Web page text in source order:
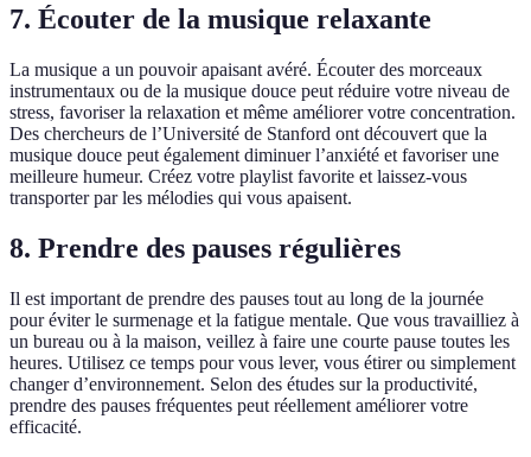
7. Écouter de la musique relaxante
La musique a un pouvoir apaisant avéré. Écouter des morceaux
instrumentaux ou de la musique douce peut réduire votre niveau de
stress, favoriser la relaxation et même améliorer votre concentration.
Des chercheurs de l’Université de Stanford ont découvert que la
musique douce peut également diminuer l’anxiété et favoriser une
meilleure humeur. Créez votre playlist favorite et laissez-vous
transporter par les mélodies qui vous apaisent.
8. Prendre des pauses régulières
Il est important de prendre des pauses tout au long de la journée
pour éviter le surmenage et la fatigue mentale. Que vous travailliez à
un bureau ou à la maison, veillez à faire une courte pause toutes les
heures. Utilisez ce temps pour vous lever, vous étirer ou simplement
changer d’environnement. Selon des études sur la productivité,
prendre des pauses fréquentes peut réellement améliorer votre
efficacité.